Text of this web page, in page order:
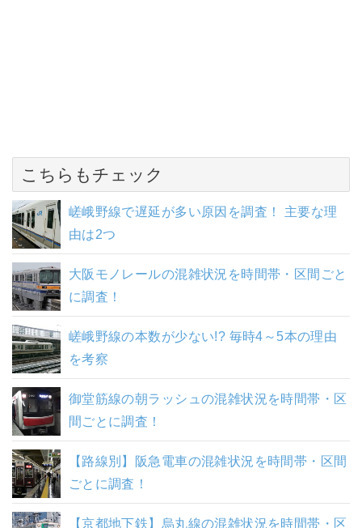
こちらもチェック
嵯峨野線で遅延が多い原因を調査！ 主要な理
由は2つ
大阪モノレールの混雑状況を時間帯・区間ごと
に調査！
嵯峨野線の本数が少ない!? 毎時4～5本の理由
を考察
御堂筋線の朝ラッシュの混雑状況を時間帯・区
間ごとに調査！
【路線別】阪急電車の混雑状況を時間帯・区間
ごとに調査！
【京都地下鉄】烏丸線の混雑状況を時間帯・区